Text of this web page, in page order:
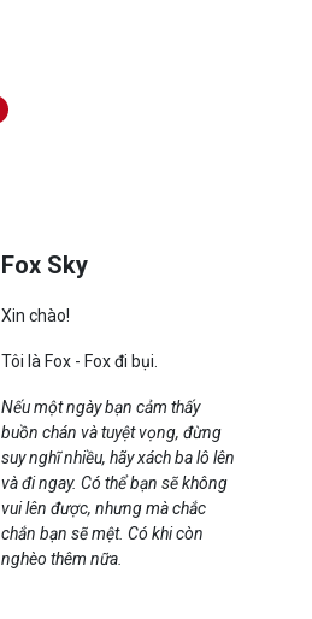
Fox Sky
Xin chào!
Tôi là Fox - Fox đi bụi.
Nếu một ngày bạn cảm thấy
buồn chán và tuyệt vọng, đừng
suy nghĩ nhiều, hãy xách ba lô lên
và đi ngay. Có thể bạn sẽ không
vui lên được, nhưng mà chắc
chắn bạn sẽ mệt. Có khi còn
nghèo thêm nữa.